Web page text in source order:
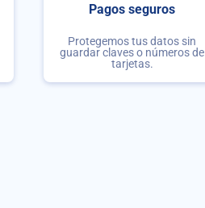
Pagos seguros
Protegemos tus datos sin
guardar claves o números de
tarjetas.